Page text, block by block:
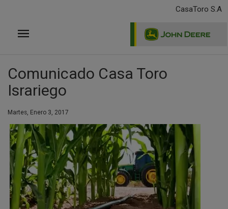
principal
CasaToro S.A
Comunicado Casa Toro
Israriego
Martes, Enero 3, 2017